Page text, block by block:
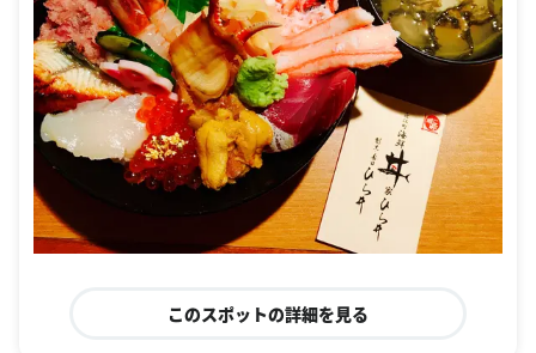
このスポットの詳細を見る